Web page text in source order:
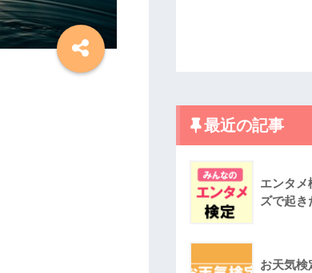
最近の記事
エンタメ
ズで起き
お天気検